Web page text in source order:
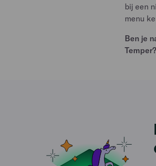
bij een
menu
Ben je
Temper?